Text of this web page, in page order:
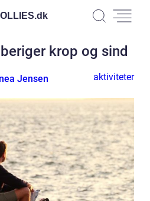
dk
krop og sind
Jensen aktiviteter